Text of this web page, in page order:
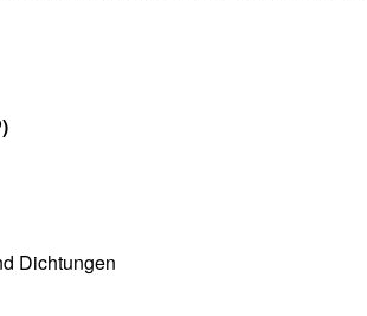
Dichtungen